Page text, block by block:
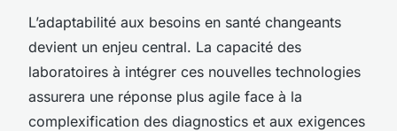
L’adaptabilité aux besoins en santé changeants
devient un enjeu central. La capacité des
laboratoires à intégrer ces nouvelles technologies
assurera une réponse plus agile face à la
complexification des diagnostics et aux exigences